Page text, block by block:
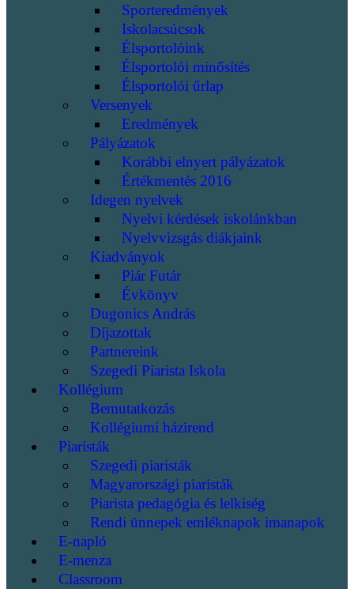
Sporteredmények
Iskolacsúcsok
Élsportolóink
Élsportolói minősítés
Élsportolói űrlap
Versenyek
Eredmények
Pályázatok
Korábbi elnyert pályázatok
Értékmentés 2016
Idegen nyelvek
Nyelvi kérdések iskolánkban
Nyelvvizsgás diákjaink
Kiadványok
Piár Futár
Évkönyv
Dugonics András
Díjazottak
Partnereink
Szegedi Piarista Iskola
Kollégium
Bemutatkozás
Kollégiumi házirend
Piaristák
Szegedi piaristák
Magyarországi piaristák
Piarista pedagógia és lelkiség
Rendi ünnepek emléknapok imanapok
E-napló
E-menza
Classroom